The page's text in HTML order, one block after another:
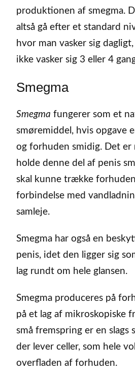
produktionen af smegma.
altså gå efter et standard
hvor man vasker sig
ikke vasker sig 3 eller 4
Smegma
Smegma fungerer som et
smøremiddel, hvis opgave
og forhuden smidig. Det
holde denne del af penis
skal kunne trække
forbindelse med
samleje.
Smegma har også en
penis, idet den ligger sig
lag rundt om hele glansen.
Smegma produceres på
på et lag af mikroskopiske
små fremspring er en slags
der lever celler, som hele
overfladen af forhuden.